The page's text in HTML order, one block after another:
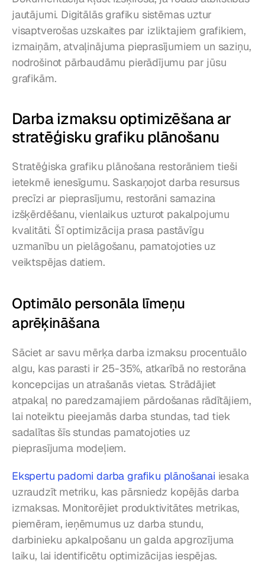
jautājumi. Digitālās grafiku sistēmas uztur
visaptverošas uzskaites par izliktajiem grafikiem,
izmaiņām, atvaļinājuma pieprasījumiem un saziņu,
nodrošinot pārbaudāmu pierādījumu par jūsu
grafikām.
Darba izmaksu optimizēšana ar
stratēģisku grafiku plānošanu
Stratēģiska grafiku plānošana restorāniem tieši
ietekmē ienesīgumu. Saskaņojot darba resursus
precīzi ar pieprasījumu, restorāni samazina
izšķērdēšanu, vienlaikus uzturot pakalpojumu
kvalitāti. Šī optimizācija prasa pastāvīgu
uzmanību un pielāgošanu, pamatojoties uz
veiktspējas datiem.
Optimālo personāla līmeņu
aprēķināšana
Sāciet ar savu mērķa darba izmaksu procentuālo
algu, kas parasti ir 25-35%, atkarībā no restorāna
koncepcijas un atrašanās vietas. Strādājiet
atpakaļ no paredzamajiem pārdošanas rādītājiem,
lai noteiktu pieejamās darba stundas, tad tiek
sadalītas šīs stundas pamatojoties uz
pieprasījuma modeļiem.
Ekspertu padomi darba grafiku plānošanai iesaka
uzraudzīt metriku, kas pārsniedz kopējās darba
izmaksas. Monitorējiet produktivitātes metrikas,
piemēram, ieņēmumus uz darba stundu,
darbinieku apkalpošanu un galda apgrozījuma
laiku, lai identificētu optimizācijas iespējas.